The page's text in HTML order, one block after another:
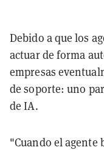
Debido a que los
actuar de forma
empresas
de soporte: uno
de IA.
"Cuando el agente